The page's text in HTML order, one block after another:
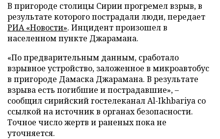
В пригороде столицы Сирии прогремел взрыв, в
результате которого пострадали люди, передает
РИА «Новости». Инцидент произошел в
населенном пункте Джарамана.
«По предварительным данным, сработало
взрывное устройство, заложенное в микроавтобус
в пригороде Дамаска Джарамана. В результате
взрыва есть погибшие и пострадавшие», –
сообщил сирийский гостелеканал Al-Ikhbariya со
ссылкой на источник в органах безопасности.
Точное число жертв и раненых пока не
уточняется.